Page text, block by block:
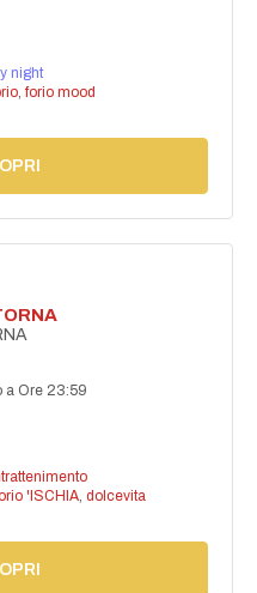
night
, forio mood
a Ore 23:59
'ISCHIA, dolcevita